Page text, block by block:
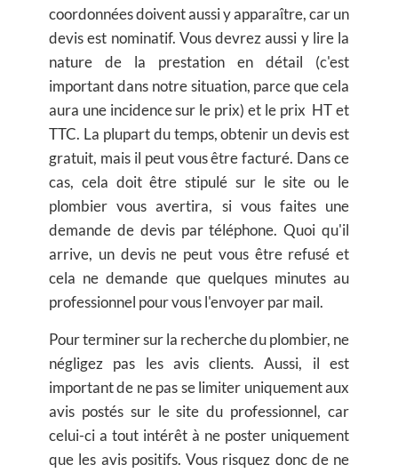
coordonnées doivent aussi y apparaître, car un
devis est nominatif. Vous devrez aussi y lire la
nature de la prestation en détail (c'est
important dans notre situation, parce que cela
aura une incidence sur le prix) et le prix HT et
TTC. La plupart du temps, obtenir un devis est
gratuit, mais il peut vous être facturé. Dans ce
cas, cela doit être stipulé sur le site ou le
plombier vous avertira, si vous faites une
demande de devis par téléphone. Quoi qu'il
arrive, un devis ne peut vous être refusé et
cela ne demande que quelques minutes au
professionnel pour vous l'envoyer par mail.
Pour terminer sur la recherche du plombier, ne
négligez pas les avis clients. Aussi, il est
important de ne pas se limiter uniquement aux
avis postés sur le site du professionnel, car
celui-ci a tout intérêt à ne poster uniquement
que les avis positifs. Vous risquez donc de ne